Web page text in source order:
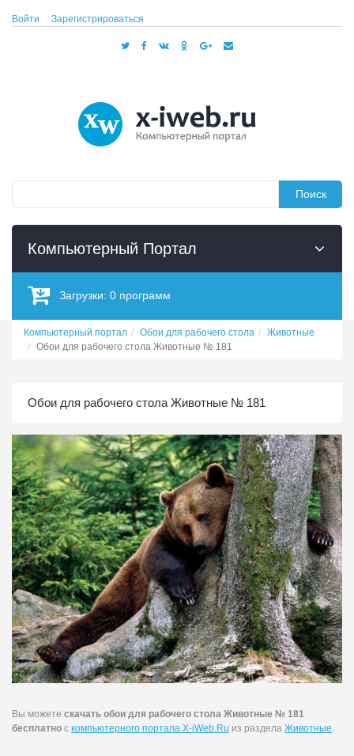
Войти Зарегистрироваться
Поиск
Компьютерный Портал
Загрузки: 0 программ
Компьютерный портал Обои для рабочего стола
Животные
Обои для рабочего стола Животные № 181
Обои для рабочего стола Животные № 181
Вы можете скачать обои для рабочего стола Животные № 181
бесплатно с компьютерного портала X-iWeb.Ru из раздела Животные